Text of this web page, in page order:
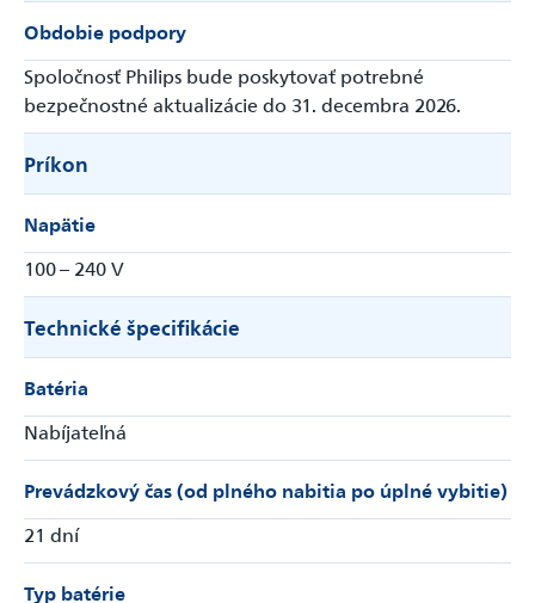
Obdobie podpory
Spoločnosť Philips bude poskytovať potrebné
bezpečnostné aktualizácie do 31. decembra 2026.
Príkon
Napätie
100 – 240 V
Technické špecifikácie
Batéria
Nabíjateľná
Prevádzkový čas (od plného nabitia po úplné vybitie)
21 dní
Typ batérie